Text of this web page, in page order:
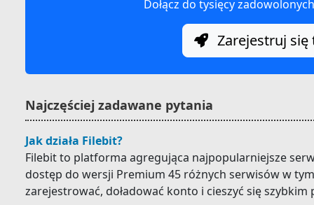
Dołącz do tysięcy
Zarejestruj się
Najczęściej zadawane pytania
Jak działa Filebit?
Filebit to platforma agregująca najpopularniejsze
dostęp do wersji Premium 45 różnych serwisów w
zarejestrować, doładować konto i cieszyć się szybkim